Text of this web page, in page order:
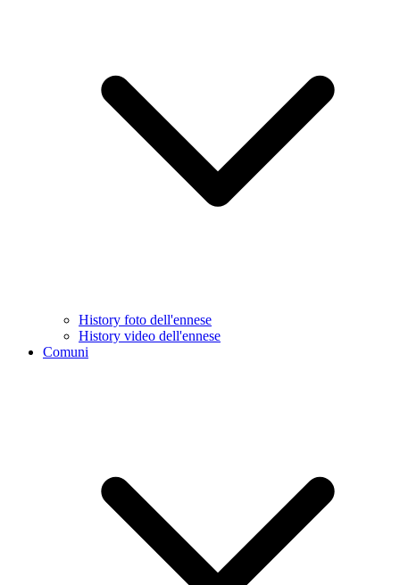
History foto dell'ennese
History video dell'ennese
Comuni